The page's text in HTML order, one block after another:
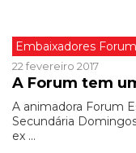
Embaixadores Forum
22 fevereiro 2017
A Forum tem
A animadora Forum
Secundária
ex ...